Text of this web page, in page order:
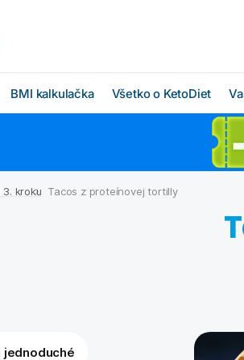
BMI kalkulačka Všetko o KetoDiet
Ako KetoDiet funguje
O proteínovej diéte
Ketóza
3. kroku Tacos z proteínovej tortilly
jednoduché